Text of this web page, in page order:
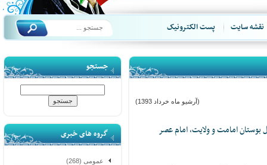
سایت پست الکترونیک
جستجو
گروه های خبری
عمومی (268)
(آرشیو ماه خرداد 1393)
امامت و ولایت، امام عصر